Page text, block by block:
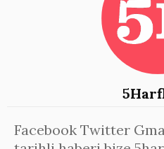
Facebook Twitter